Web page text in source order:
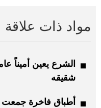
مواد ذات علاقة
الشرع يعين أميناً
شقيقه
أطباق فاخرة